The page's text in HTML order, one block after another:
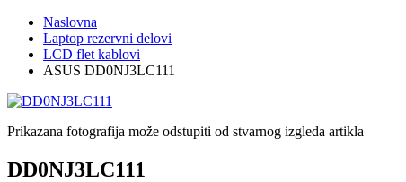
Naslovna
Laptop rezervni delovi
LCD flet kablovi
ASUS DD0NJ3LC111
Prikazana fotografija može odstupiti od stvarnog izgleda artikla
DD0NJ3LC111